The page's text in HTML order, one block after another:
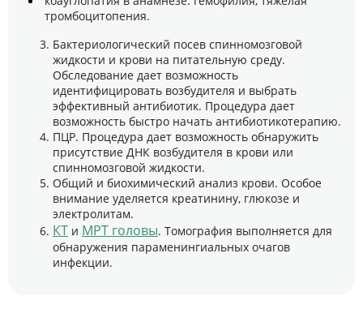
тромбоцитопения.
Бактериологический посев спинномозговой
жидкости и крови на питательную среду.
Обследование дает возможность
идентифицировать возбудителя и выбрать
эффективный антибиотик. Процедура дает
возможность быстро начать антибиотикотерапию.
ПЦР. Процедура дает возможность обнаружить
присутствие ДНК возбудителя в крови или
спинномозговой жидкости.
Общий и биохимический анализ крови. Особое
внимание уделяется креатинину, глюкозе и
электролитам.
КТ и МРТ головы. Томография выполняется для
обнаружения параменингиальных очагов
инфекции.